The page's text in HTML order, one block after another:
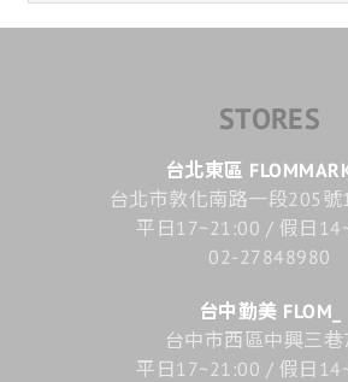
STORES
台北東區
台北市敦化南路一段205
平日17~21:00 / 假日
02-27848980
台中勤美 FLOM_
台中市西區中興三
平日17~21:00 / 假日